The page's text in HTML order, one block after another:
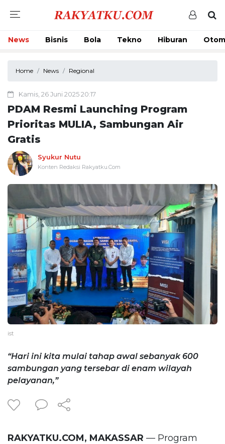
News Bisnis Bola Tekno Hiburan
Home News Regional
Kamis, 26 Juni 2025 20:17
PDAM Resmi Launching Program
Prioritas MULIA, Sambungan Air
Gratis
Syukur Nutu
Konten Redaksi Rakyatku.Com
ist
“Hari ini kita mulai tahap awal sebanyak 600
sambungan yang tersebar di enam wilayah
pelayanan,”
RAKYATKU.COM, MAKASSAR — Program